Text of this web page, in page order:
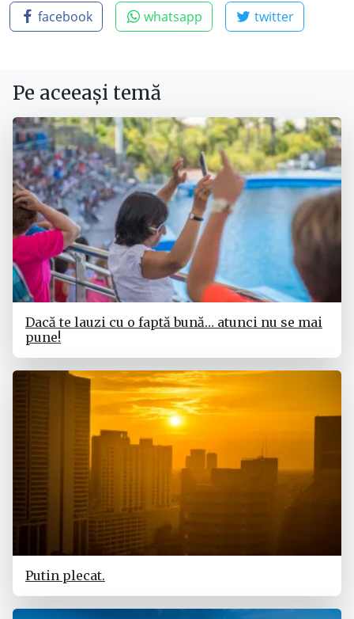
facebook whatsapp twitter
Pe aceeași temă
Dacă te lauzi cu o faptă bună… atunci nu se mai
pune!
Putin plecat.